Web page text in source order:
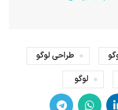
طراحی لوگو
لوگو